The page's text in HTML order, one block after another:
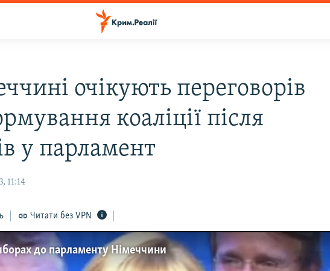
очікують переговорів
коаліції після
у парламент
11:14
Читати без VPN
до парламенту Німеччини